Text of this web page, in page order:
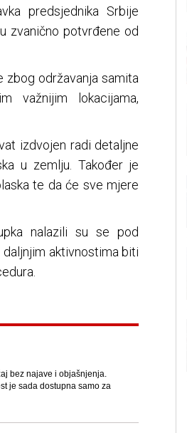
predsjednika Srbije
zvanično potvrđene od
zbog održavanja samita
važnijim lokacijama,
izdvojen radi detaljne
u zemlju. Također je
te da će sve mjere
nalazili su se pod
aktivnostima biti
bez najave i objašnjenja.
je sada dostupna samo za